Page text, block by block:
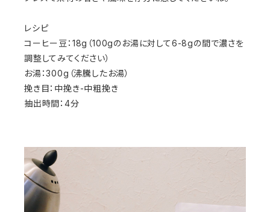
レシピ
コーヒー豆：18g（100gのお湯に対して6-8gの間で濃さを
調整してみてください）
お湯：300g（沸騰したお湯）
挽き目：中挽き-中粗挽き
抽出時間：4分